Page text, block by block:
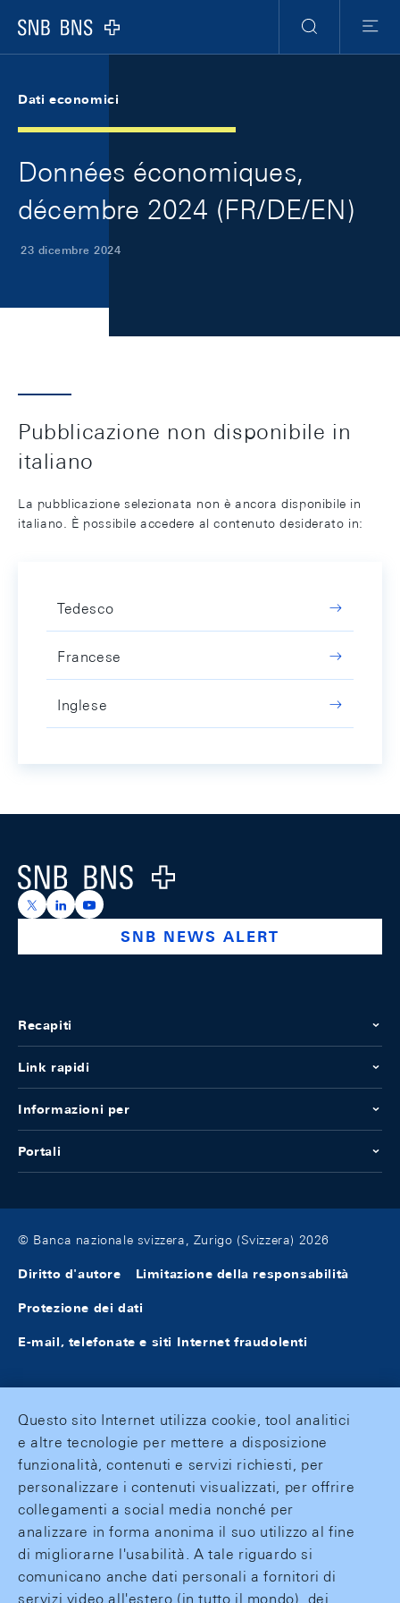
Logo
Ricerca
Menu
Dati economici
Données économiques,
décembre 2024 (FR/DE/EN)
23 dicembre 2024
Pubblicazione non disponibile in
italiano
La pubblicazione selezionata non è ancora disponibile in
italiano. È possibile accedere al contenuto desiderato in:
Tedesco
Francese
Inglese
Logo
https://x.com/snb_bns
https://ch.linkedin.com/company/swiss-national-
https://www.youtube.com/@swissnationalbank
SNB NEWS ALERT
Recapiti
Link rapidi
Informazioni per
Portali
© Banca nazionale svizzera, Zurigo (Svizzera) 2026
Diritto d'autore Limitazione della responsabilità
Protezione dei dati
E-mail, telefonate e siti Internet fraudolenti
Questo sito Internet utilizza cookie, tool analitici
e altre tecnologie per mettere a disposizione
funzionalità, contenuti e servizi richiesti, per
personalizzare i contenuti visualizzati, per offrire
collegamenti a social media nonché per
analizzare in forma anonima il suo utilizzo al fine
di migliorarne l'usabilità. A tale riguardo si
comunicano anche dati personali a fornitori di
servizi video all'estero (in tutto il mondo), dei